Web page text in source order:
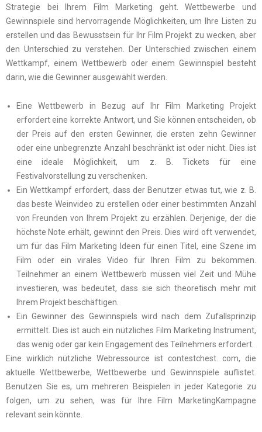
Strategie bei Ihrem Film Marketing geht. Wettbewerbe und
Gewinnspiele sind hervorragende Möglichkeiten, um Ihre Listen zu
erstellen und das Bewusstsein für Ihr Film Projekt zu wecken, aber
den Unterschied zu verstehen. Der Unterschied zwischen einem
Wettkampf, einem Wettbewerb oder einem Gewinnspiel besteht
darin, wie die Gewinner ausgewählt werden.
Eine Wettbewerb in Bezug auf Ihr Film Marketing Projekt
erfordert eine korrekte Antwort, und Sie können entscheiden, ob
der Preis auf den ersten Gewinner, die ersten zehn Gewinner
oder eine unbegrenzte Anzahl beschränkt ist oder nicht. Dies ist
eine ideale Möglichkeit, um z. B. Tickets für eine
Festivalvorstellung zu verschenken.
Ein Wettkampf erfordert, dass der Benutzer etwas tut, wie z. B.
das beste Weinvideo zu erstellen oder einer bestimmten Anzahl
von Freunden von Ihrem Projekt zu erzählen. Derjenige, der die
höchste Note erhält, gewinnt den Preis. Dies wird oft verwendet,
um für das Film Marketing Ideen für einen Titel, eine Szene im
Film oder ein virales Video für Ihren Film zu bekommen.
Teilnehmer an einem Wettbewerb müssen viel Zeit und Mühe
investieren, was bedeutet, dass sie sich theoretisch mehr mit
Ihrem Projekt beschäftigen.
Ein Gewinner des Gewinnspiels wird nach dem Zufallsprinzip
ermittelt. Dies ist auch ein nützliches Film Marketing Instrument,
das wenig oder gar kein Engagement des Teilnehmers erfordert.
Eine wirklich nützliche Webressource ist contestchest. com, die
aktuelle Wettbewerbe, Wettbewerbe und Gewinnspiele auflistet.
Benutzen Sie es, um mehreren Beispielen in jeder Kategorie zu
folgen, um zu sehen, was für Ihre Film MarketingKampagne
relevant sein könnte.